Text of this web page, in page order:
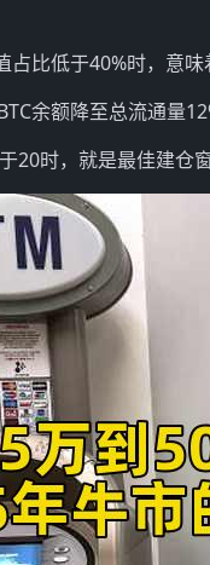
占比低于40%时，意
余额降至总流通量
20时，就是最佳建仓